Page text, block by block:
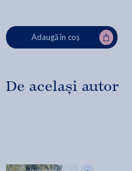
Adaugă în coș
De același autor